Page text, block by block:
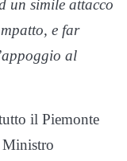
un simile attacco
e far
al
il Piemonte
Ministro